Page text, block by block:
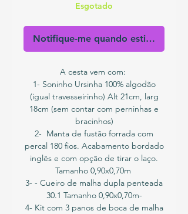
Esgotado
Notifique-me quando estiver
A cesta vem com:
1- Soninho Ursinha 100% algodão
(igual travesseirinho) Alt 21cm, larg
18cm (sem contar com perninhas e
bracinhos)
2- Manta de fustão forrada com
percal 180 fios. Acabamento bordado
inglês e com opção de tirar o laço.
Tamanho 0,90x0,70m
3- - Cueiro de malha dupla penteada
30.1 Tamanho 0,90x0,70m-
4- Kit com 3 panos de boca de malha